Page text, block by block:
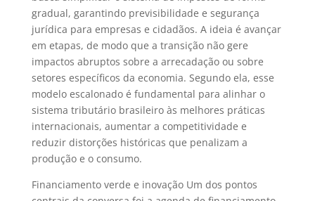
gradual, garantindo previsibilidade e segurança
jurídica para empresas e cidadãos. A ideia é avançar
em etapas, de modo que a transição não gere
impactos abruptos sobre a arrecadação ou sobre
setores específicos da economia. Segundo ela, esse
modelo escalonado é fundamental para alinhar o
sistema tributário brasileiro às melhores práticas
internacionais, aumentar a competitividade e
reduzir distorções históricas que penalizam a
produção e o consumo.
Financiamento verde e inovação Um dos pontos